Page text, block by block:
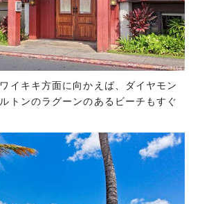
イキキ方面に向かえば、ダイヤモン
トンのラグーンのあるビーチもすぐ